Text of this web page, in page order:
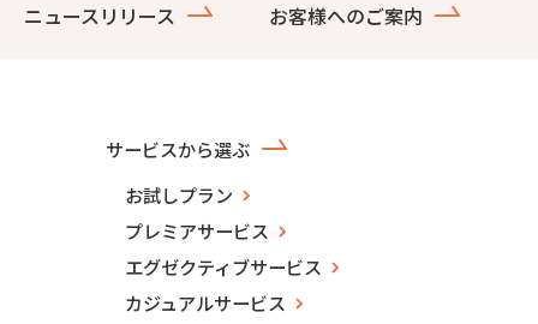
ニュースリリース
お客様へのご案内
サービスから選ぶ
お試しプラン
プレミアサービス
エグゼクティブサービス
カジュアルサービス